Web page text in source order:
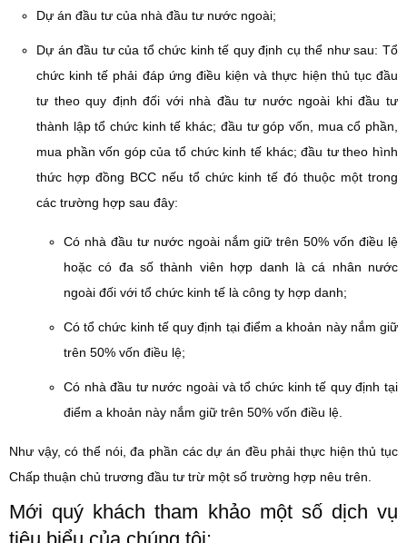
Dự án đầu tư của nhà đầu tư nước ngoài;
Dự án đầu tư của tổ chức kinh tế quy định cụ thể như sau: Tổ
chức kinh tế phải đáp ứng điều kiện và thực hiện thủ tục đầu
tư theo quy định đối với nhà đầu tư nước ngoài khi đầu tư
thành lập tổ chức kinh tế khác; đầu tư góp vốn, mua cổ phần,
mua phần vốn góp của tổ chức kinh tế khác; đầu tư theo hình
thức hợp đồng BCC nếu tổ chức kinh tế đó thuộc một trong
các trường hợp sau đây:
Có nhà đầu tư nước ngoài nắm giữ trên 50% vốn điều lệ
hoặc có đa số thành viên hợp danh là cá nhân nước
ngoài đối với tổ chức kinh tế là công ty hợp danh;
Có tổ chức kinh tế quy định tại điểm a khoản này nắm giữ
trên 50% vốn điều lệ;
Có nhà đầu tư nước ngoài và tổ chức kinh tế quy định tại
điểm a khoản này nắm giữ trên 50% vốn điều lệ.
Như vậy, có thể nói, đa phần các dự án đều phải thực hiện thủ tục
Chấp thuận chủ trương đầu tư trừ một số trường hợp nêu trên.
Mới quý khách tham khảo một số dịch vụ